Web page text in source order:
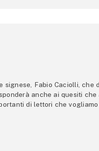
Fabio Caciolli, che
anche ai quesiti che
di lettori che